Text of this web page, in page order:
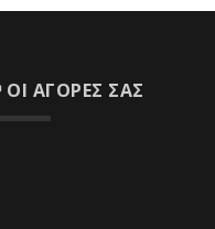
ΟΙ ΑΓΟΡΈΣ ΣΑΣ